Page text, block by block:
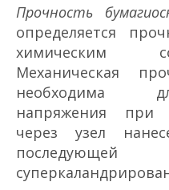
Прочность
определяется
химическим
Механическая
необходима
напряжения при
через узел